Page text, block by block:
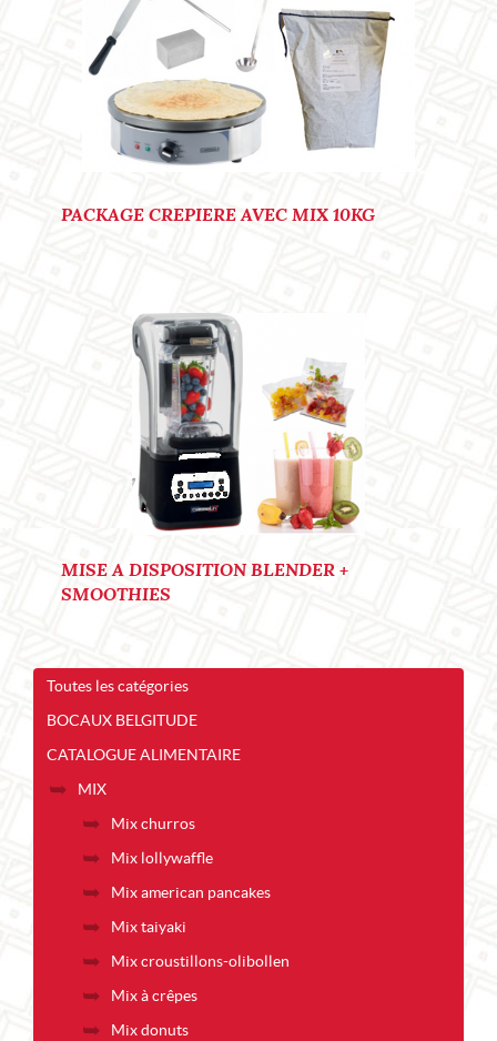
PACKAGE CREPIERE AVEC MIX 10KG
MISE A DISPOSITION BLENDER +
SMOOTHIES
Ref. : P0001
Toutes les catégories
BOCAUX BELGITUDE
CATALOGUE ALIMENTAIRE
MIX
Mix churros
Mix lollywaffle
Mix american pancakes
Mix taiyaki
Mix croustillons-olibollen
Mix à crêpes
Mix donuts